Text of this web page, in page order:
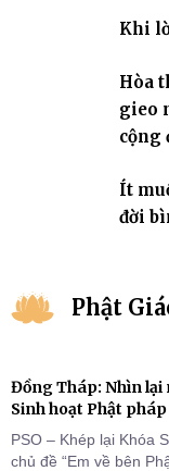
Khi
Hòa
gieo
cộng
Ít
đời
Phật
Đồng Tháp: Nhìn lại
Sinh hoạt Phật
PSO – Khép lại Khóa
chủ đề “Em về bên